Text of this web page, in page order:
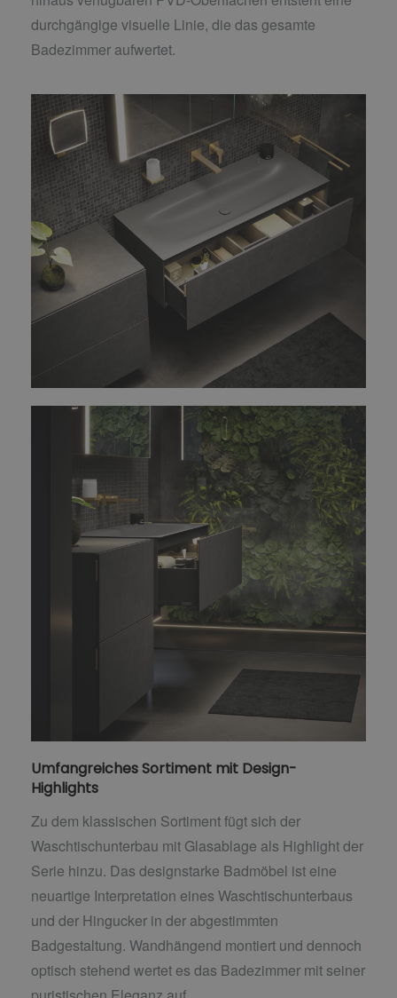
durchgängige visuelle Linie, die das gesamte
Badezimmer aufwertet.
Umfangreiches Sortiment mit Design-
Highlights
Zu dem klassischen Sortiment fügt sich der
Waschtischunterbau mit Glasablage als Highlight der
Serie hinzu. Das designstarke Badmöbel ist eine
neuartige Interpretation eines Waschtischunterbaus
und der Hingucker in der abgestimmten
Badgestaltung. Wandhängend montiert und dennoch
optisch stehend wertet es das Badezimmer mit seiner